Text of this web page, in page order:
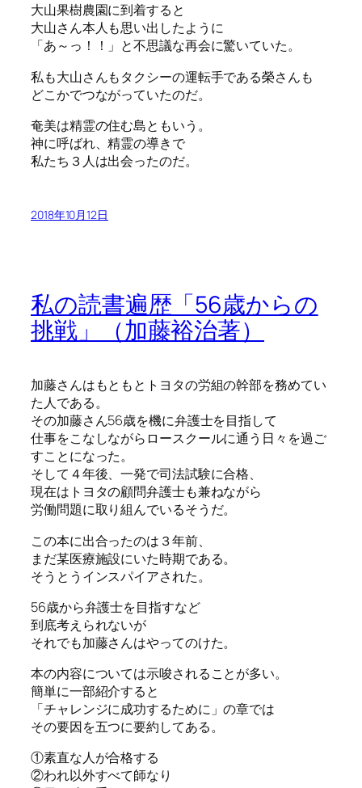
大山果樹農園に到着すると
大山さん本人も思い出したように
「あ～っ！！」と不思議な再会に驚いていた。
私も大山さんもタクシーの運転手である榮さんも
どこかでつながっていたのだ。
奄美は精霊の住む島ともいう。
神に呼ばれ、精霊の導きで
私たち３人は出会ったのだ。
2018年10月12日
私の読書遍歴「56歳からの
挑戦」（加藤裕治著）
加藤さんはもともとトヨタの労組の幹部を務めてい
た人である。
その加藤さん56歳を機に弁護士を目指して
仕事をこなしながらロースクールに通う日々を過ご
すことになった。
そして４年後、一発で司法試験に合格、
現在はトヨタの顧問弁護士も兼ねながら
労働問題に取り組んでいるそうだ。
この本に出合ったのは３年前、
まだ某医療施設にいた時期である。
そうとうインスパイアされた。
56歳から弁護士を目指すなど
到底考えられないが
それでも加藤さんはやってのけた。
本の内容については示唆されることが多い。
簡単に一部紹介すると
「チャレンジに成功するために」の章では
その要因を五つに要約してある。
①素直な人が合格する
②われ以外すべて師なり